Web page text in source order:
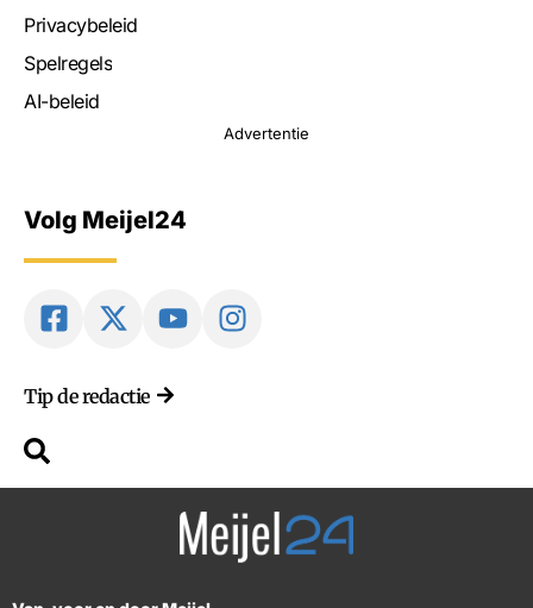
Privacybeleid
Spelregels
AI-beleid
Advertentie
Volg Meijel24
Tip de redactie